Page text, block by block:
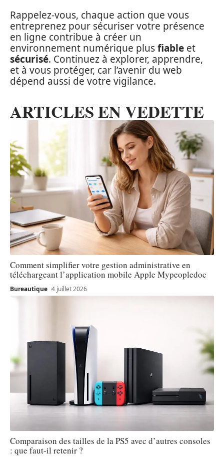
Rappelez-vous, chaque action que vous
entreprenez pour sécuriser votre présence
en ligne contribue à créer un
environnement numérique plusfiable et
sécurisé. Continuez à explorer, apprendre,
et à vous protéger, car l’avenir du web
dépend aussi de votre vigilance.
ARTICLES EN VEDETTE
Comment simplifier votre gestion administrative en
téléchargeant l’application mobile Apple Mypeopledoc
Bureautique 4 juillet 2026
Comparaison des tailles de la PS5 avec d’autres consoles
: que faut-il retenir ?